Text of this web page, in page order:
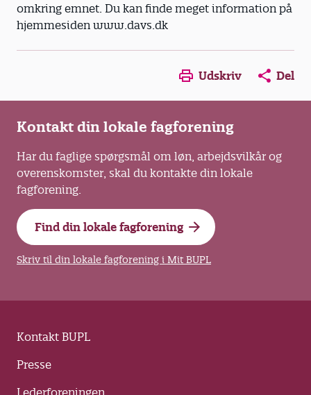
omkring emnet. Du kan finde meget information på
hjemmesiden www.davs.dk
Opens in a new window
Opens in a new
Opens in
Udskriv Del
Kontakt din lokale fagforening
Har du faglige spørgsmål om løn, arbejdsvilkår og
overenskomster, skal du kontakte din lokale
fagforening.
Find din lokale fagforening
Skriv til din lokale fagforening i Mit BUPL
Kontakt BUPL
Presse
Lederforeningen